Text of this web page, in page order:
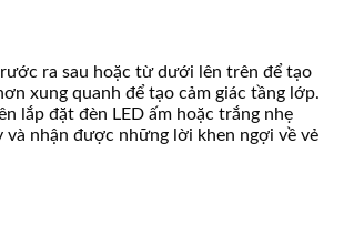
ra sau hoặc từ dưới lên trên để tạo
xung quanh để tạo cảm giác tầng lớp.
lắp đặt đèn LED ấm hoặc trắng nhẹ
và nhận được những lời khen ngợi về vẻ